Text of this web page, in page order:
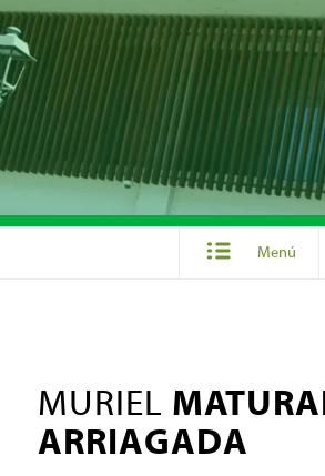
Menú
MURIEL
ARRIAGADA